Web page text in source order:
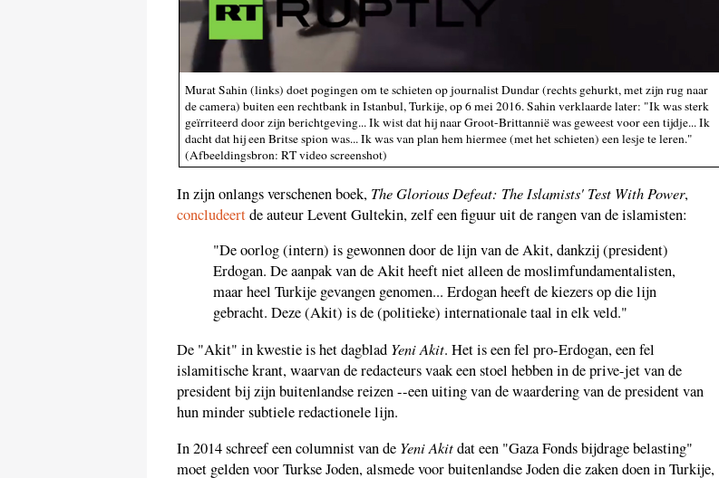
Murat Sahin (links) doet pogingen om te schieten op journalist Dundar (rechts gehurkt, met zijn rug naar
de camera) buiten een rechtbank in Istanbul, Turkije, op 6 mei 2016. Sahin verklaarde later: "Ik was sterk
geïrriteerd door zijn berichtgeving... Ik wist dat hij naar Groot-Brittannië was geweest voor een tijdje... Ik
dacht dat hij een Britse spion was... Ik was van plan hem hiermee (met het schieten) een lesje te leren."
(Afbeeldingsbron: RT video screenshot)
In zijn onlangs verschenen boek, The Glorious Defeat: The Islamists' Test With Power,
concludeertde auteur Levent Gultekin, zelf een figuur uit de rangen van de islamisten:
"De oorlog (intern) is gewonnen door de lijn van de Akit, dankzij (president)
Erdogan. De aanpak van de Akit heeft niet alleen de moslimfundamentalisten,
maar heel Turkije gevangen genomen... Erdogan heeft de kiezers op die lijn
gebracht. Deze (Akit) is de (politieke) internationale taal in elk veld."
De "Akit" in kwestie is het dagblad Yeni Akit. Het is een fel pro-Erdogan, een fel
islamitische krant, waarvan de redacteurs vaak een stoel hebben in de prive-jet van de
president bij zijn buitenlandse reizen --een uiting van de waardering van de president van
hun minder subtiele redactionele lijn.
In 2014 schreef een columnist van de Yeni Akitdat een "Gaza Fonds bijdrage belasting"
moet gelden voor Turkse Joden, alsmede voor buitenlandse Joden die zaken doen in Turkije,